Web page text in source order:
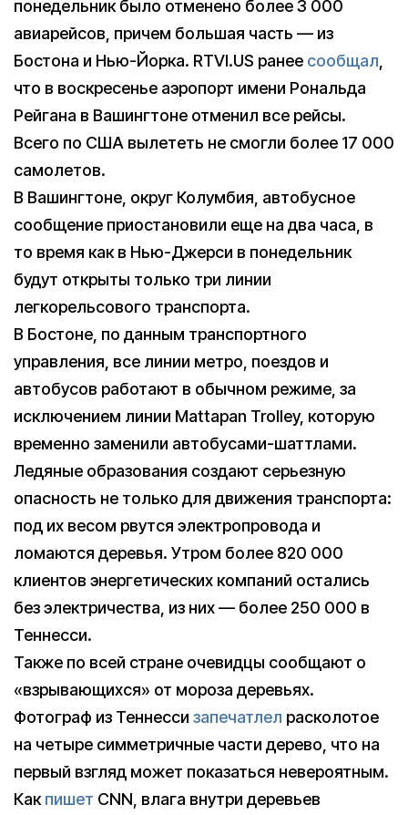
понедельник было отменено более 3 000
авиарейсов, причем большая часть — из
Бостона и Нью-Йорка. RTVI.US ранее сообщал,
что в воскресенье аэропорт имени Рональда
Рейгана в Вашингтоне отменил все рейсы.
Всего по США вылететь не смогли более 17 000
самолетов.
В Вашингтоне, округ Колумбия, автобусное
сообщение приостановили еще на два часа, в
то время как в Нью-Джерси в понедельник
будут открыты только три линии
легкорельсового транспорта.
В Бостоне, по данным транспортного
управления, все линии метро, поездов и
автобусов работают в обычном режиме, за
исключением линии Mattapan Trolley, которую
временно заменили автобусами-шаттлами.
Ледяные образования создают серьезную
опасность не только для движения транспорта:
под их весом рвутся электропровода и
ломаются деревья. Утром более 820 000
клиентов энергетических компаний остались
без электричества, из них — более 250 000 в
Теннесси.
Также по всей стране очевидцы сообщают о
«взрывающихся» от мороза деревьях.
Фотограф из Теннесси запечатлел расколотое
на четыре симметричные части дерево, что на
первый взгляд может показаться невероятным.
Какпишет CNN, влага внутри деревьев